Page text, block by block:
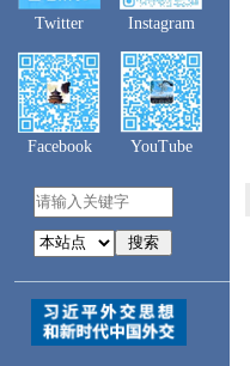
Twitter Instagram
Facebook YouTube
搜索